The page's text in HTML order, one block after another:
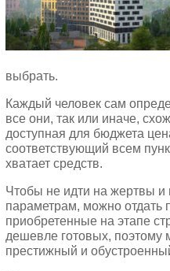
выбрать.
Каждый человек сам
все они, так или иначе,
доступная для бюджета
соответствующий всем
хватает средств.
Чтобы не идти на жертвы и
параметрам, можно
приобретенные на этапе
дешевле готовых, поэтому
престижный и